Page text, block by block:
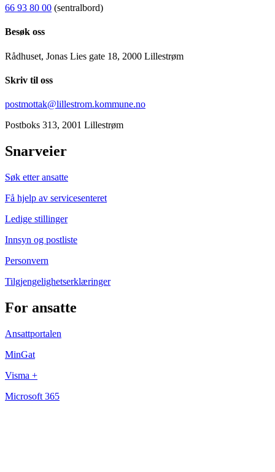
66 93 80 00 (sentralbord)
Besøk oss
Rådhuset, Jonas Lies gate 18, 2000 Lillestrøm
Skriv til oss
postmottak@lillestrom.kommune.no
Postboks 313, 2001 Lillestrøm
Snarveier
Søk etter ansatte
Få hjelp av servicesenteret
Ledige stillinger
Innsyn og postliste
Personvern
Tilgjengelighetserklæringer
For ansatte
Ansattportalen
MinGat
Visma +
Microsoft 365